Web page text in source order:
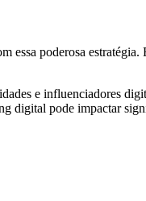
essa poderosa
e influenciadores
digital pode impactar